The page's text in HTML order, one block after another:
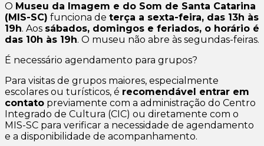
O Museu da Imagem e do Som de Santa Catarina
(MIS-SC) funciona de terça a sexta-feira, das 13h às
19h. Aos sábados, domingos e feriados, o horário é
das 10h às 19h. O museu não abre às segundas-feiras.
É necessário agendamento para grupos?
Para visitas de grupos maiores, especialmente
escolares ou turísticos, é recomendável entrar em
contato previamente com a administração do Centro
Integrado de Cultura (CIC) ou diretamente com o
MIS-SC para verificar a necessidade de agendamento
e a disponibilidade de acompanhamento.